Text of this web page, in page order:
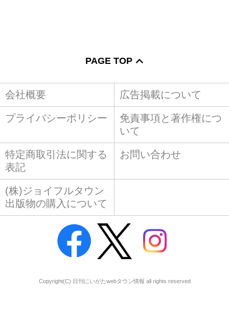
PAGE TOP
会社概要 広告掲載について
プライバシーポリシー
免責事項と著作権につ
いて
特定商取引法に関する
表記
お問い合わせ
(株)ジョイフルタウン
出版物の購入について
Copyright(C) 日刊にいがたwebタウン情報 all rights reserved